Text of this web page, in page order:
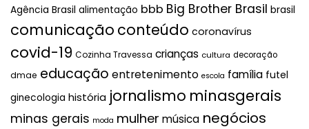
Agência Brasil alimentação bbb Big Brother Brasil brasil
comunicação conteúdo coronavírus
covid-19 Cozinha Travessa crianças cultura decoração
dmae educação entretenimento escola família futel
ginecologia história jornalismo minasgerais
minas gerais moda mulher música negócios